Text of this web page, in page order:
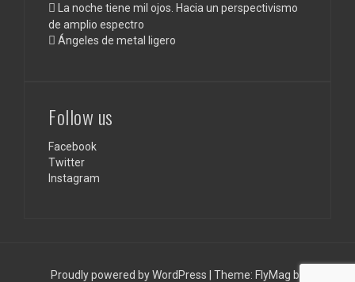
La noche tiene mil ojos. Hacia un perspectivismo
de amplio espectro
Ángeles de metal ligero
Follow us
Facebook
Twitter
Instagram
Proudly powered by WordPress Theme: FlyMag by